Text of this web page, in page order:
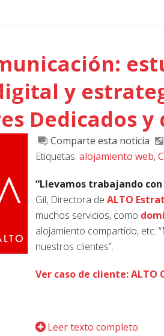
y
Dedicados
Comparte esta noticia
Etiquetas: alojamiento web,
“Llevamos trabajando con
Gil, Directora de ALTO
muchos servicios, como
alojamiento compartido, etc.
nuestros clientes”.
Ver caso de cliente: ALTO
Leer texto completo